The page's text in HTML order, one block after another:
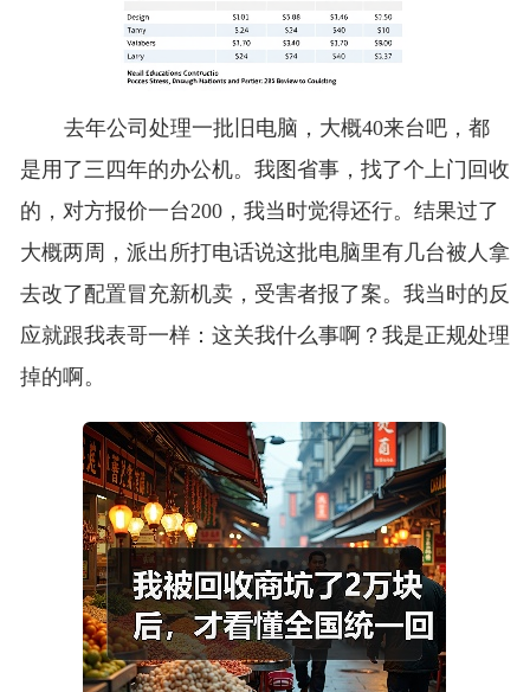
去年公司处理一批旧电脑，大概40来台吧，都
是用了三四年的办公机。我图省事，找了个上门回收
的，对方报价一台200，我当时觉得还行。结果过了
大概两周，派出所打电话说这批电脑里有几台被人拿
去改了配置冒充新机卖，受害者报了案。我当时的反
应就跟我表哥一样：这关我什么事啊？我是正规处理
掉的啊。